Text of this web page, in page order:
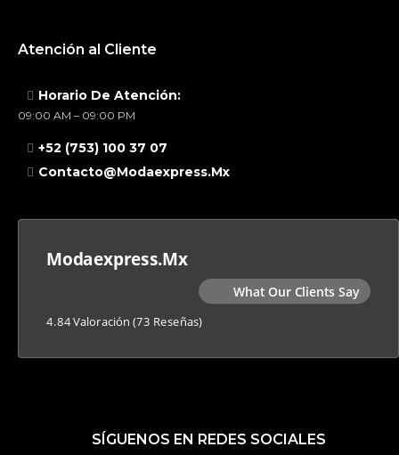
SÍGUENOS EN REDES SOCIALES
Atención al Cliente
Horario De Atención:
09:00 AM – 09:00 PM
+52 (753) 100 37 07
Contacto@modaexpress.mx
Modaexpress.mx
What Our Clients Say
4.84 Valoración (73 Reseñas)